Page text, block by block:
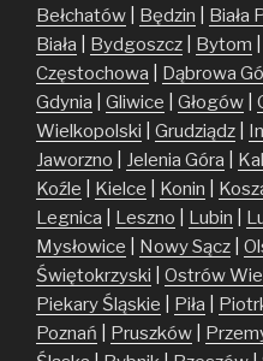
Bełchatów Będzin Biała
Biała
Bydgoszcz Bytom
Częstochowa
Dąbrowa
Gdynia
Gliwice Głogów
Wielkopolski
Grudziądz
Jaworzno
Jelenia Góra
Koźle
Kielce Konin
Legnica
Leszno Lubin
Mysłowice
Nowy Sącz
Świętokrzyski
Ostrów
Piekary Śląskie
Piła
Poznań
Pruszków